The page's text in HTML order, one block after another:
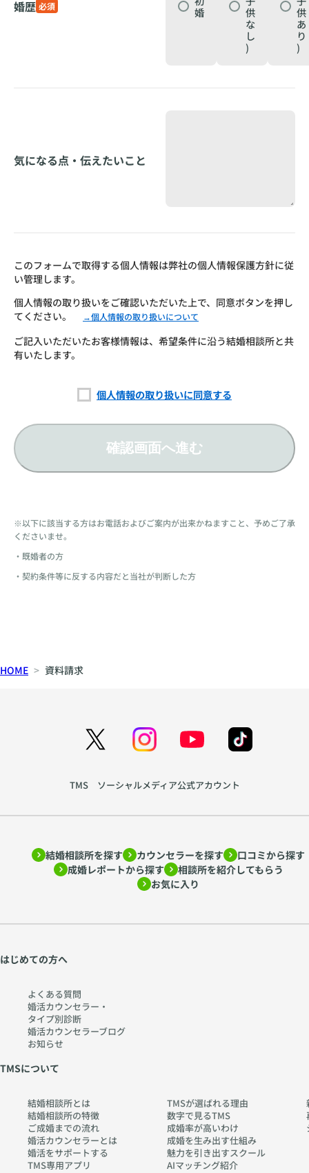
婚歴 必須
婚
供
な
し
)
供
あ
り
)
気になる点・伝えたいこと
このフォームで取得する個人情報は弊社の個人情報保護方針に従
い管理します。
個人情報の取り扱いをご確認いただいた上で、同意ボタンを押し
てください。
→個人情報の取り扱いについて
ご記入いただいたお客様情報は、希望条件に沿う結婚相談所と共
有いたします。
個人情報の取り扱いに同意する
確認画面へ進む
※以下に該当する方はお電話およびご案内が出来かねますこと、予めご了承
くださいませ。
・既婚者の方
・契約条件等に反する内容だと当社が判断した方
HOME 資料請求
TMS ソーシャルメディア公式アカウント
結婚相談所を探す カウンセラーを探す
口コミから探す
成婚レポートから探す
相談所を紹介してもらう
お気に入り
はじめての方へ
よくある質問
婚活カウンセラー・
タイプ別診断
婚活カウンセラーブログ
お知らせ
TMSについて
結婚相談所とは
結婚相談所の特徴
ご成婚までの流れ
婚活カウンセラーとは
婚活をサポートする
TMS専用アプリ
TMSが選ばれる理由
数字で見るTMS
成婚率が高いわけ
成婚を生み出す仕組み
魅力を引き出すスクール
AIマッチング紹介